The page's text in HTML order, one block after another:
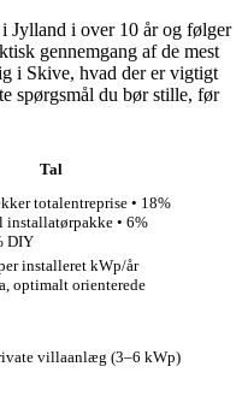
Jylland i over 10 år og følger
gennemgang af de mest
i Skive, hvad der er vigtigt
spørgsmål du bør stille, før
Tal
totalentreprise • 18%
• 6%
DIY
installeret kWp/år
optimalt orienterede
villaanlæg (3–6 kWp)